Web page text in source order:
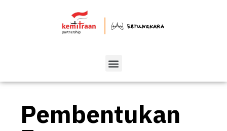
Pembentukan